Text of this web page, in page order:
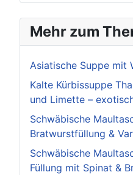
Mehr zum
Asiatische Suppe mit
Kalte Kürbissuppe
und Limette –
Schwäbische
Bratwurstfüllung &
Schwäbische
Füllung mit Spinat &